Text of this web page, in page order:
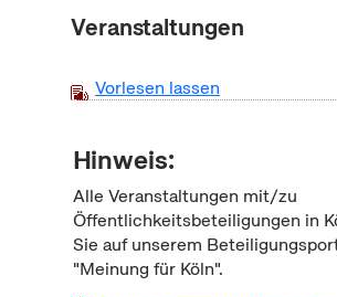
Veranstaltungen
Vorlesen lassen
Hinweis:
Alle Veranstaltungen mit/zu
Öffentlichkeitsbeteiligungen in
Sie auf unserem
"Meinung für Köln".